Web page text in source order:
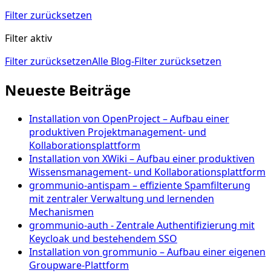
Filter zurücksetzen
Filter aktiv
Filter zurücksetzenAlle Blog-Filter zurücksetzen
Neueste Beiträge
Installation von OpenProject – Aufbau einer
produktiven Projektmanagement- und
Kollaborationsplattform
Installation von XWiki – Aufbau einer produktiven
Wissensmanagement- und Kollaborationsplattform
grommunio-antispam – effiziente Spamfilterung
mit zentraler Verwaltung und lernenden
Mechanismen
grommunio-auth - Zentrale Authentifizierung mit
Keycloak und bestehendem SSO
Installation von grommunio – Aufbau einer eigenen
Groupware-Plattform